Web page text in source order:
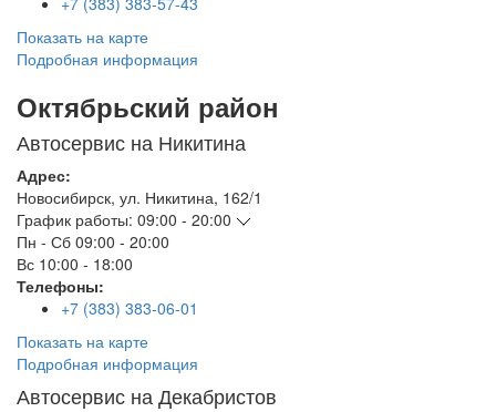
Показать на карте
Подробная информация
Октябрьский район
Автосервис на Никитина
Адрес:
Новосибирск, ул. Никитина, 162/1
График работы: 09:00 - 20:00
Пн - Сб 09:00 - 20:00
Вс 10:00 - 18:00
Телефоны:
+7 (383) 383-06-01
Показать на карте
Подробная информация
Автосервис на Декабристов